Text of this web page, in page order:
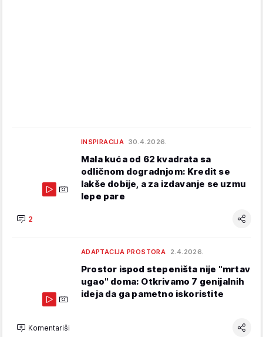
INSPIRACIJA 30.4.2026.
Mala kuća od 62 kvadrata sa
odličnom dogradnjom: Kredit se
lakše dobije, a za izdavanje se uzmu
lepe pare
2
ADAPTACIJA PROSTORA 2.4.2026.
Prostor ispod stepeništa nije "mrtav
ugao" doma: Otkrivamo 7 genijalnih
ideja da ga pametno iskoristite
Komentariši